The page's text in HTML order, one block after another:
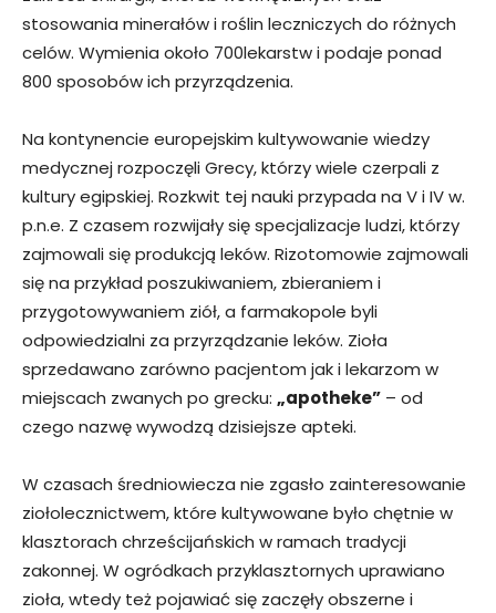
stosowania minerałów i roślin leczniczych do różnych
celów. Wymienia około 700lekarstw i podaje ponad
800 sposobów ich przyrządzenia.
Na kontynencie europejskim kultywowanie wiedzy
medycznej rozpoczęli Grecy, którzy wiele czerpali z
kultury egipskiej. Rozkwit tej nauki przypada na V i IV w.
p.n.e. Z czasem rozwijały się specjalizacje ludzi, którzy
zajmowali się produkcją leków. Rizotomowie zajmowali
się na przykład poszukiwaniem, zbieraniem i
przygotowywaniem ziół, a farmakopole byli
odpowiedzialni za przyrządzanie leków. Zioła
sprzedawano zarówno pacjentom jak i lekarzom w
miejscach zwanych po grecku: „apotheke” – od
czego nazwę wywodzą dzisiejsze apteki.
W czasach średniowiecza nie zgasło zainteresowanie
ziołolecznictwem, które kultywowane było chętnie w
klasztorach chrześcijańskich w ramach tradycji
zakonnej. W ogródkach przyklasztornych uprawiano
zioła, wtedy też pojawiać się zaczęły obszerne i